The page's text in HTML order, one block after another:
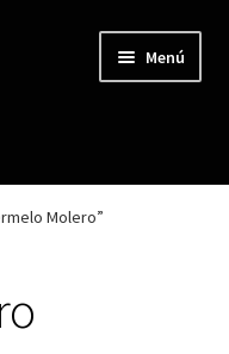
Menú
Molero”